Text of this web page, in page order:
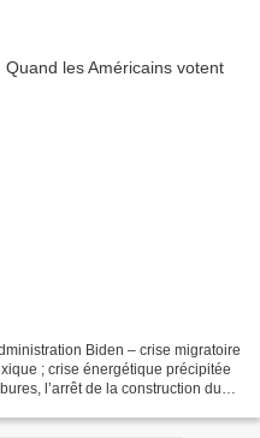
Biden – crise migratoire
; crise énergétique précipitée
l’arrêt de la construction du